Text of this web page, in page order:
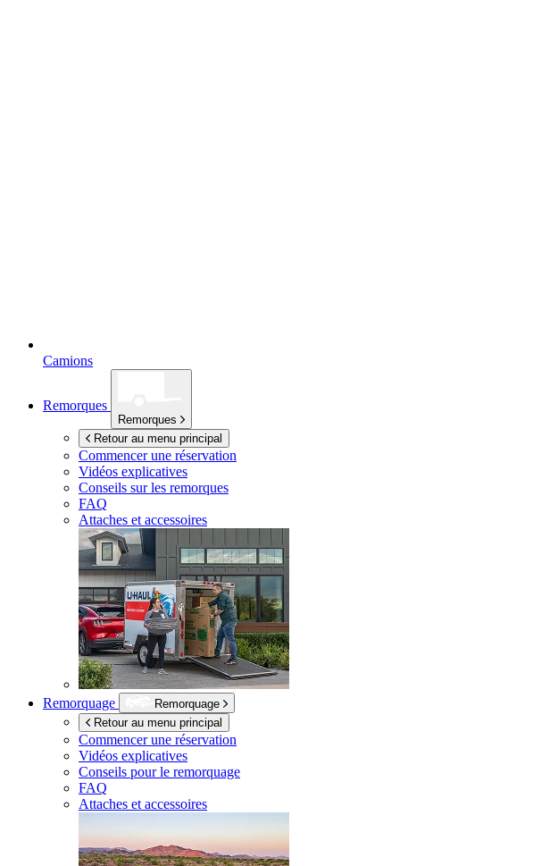
Camions
Remorques
Remorques
Retour au menu principal
Commencer une réservation
Vidéos explicatives
Conseils sur les remorques
FAQ
Attaches et accessoires
Remorquage
Remorquage
Retour au menu principal
Commencer une réservation
Vidéos explicatives
Conseils pour le remorquage
FAQ
Attaches et accessoires